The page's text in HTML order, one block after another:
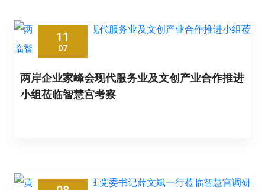
11
07
两岸企业家峰会现代服务业及文创产业合作推进
小组莅临智慧宫考察